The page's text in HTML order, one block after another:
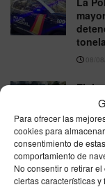
Para ofrecer las
cookies para
consentimiento de
comportamiento de
No consentir o retirar
ciertas características y
08/
El
de
08/
la
07/